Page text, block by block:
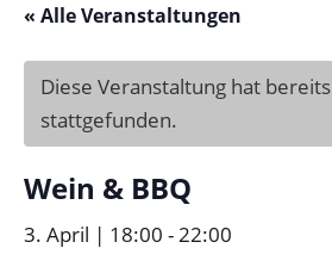
« Alle Veranstaltungen
Diese Veranstaltung hat bereits
stattgefunden.
Wein & BBQ
3. April | 18:00 - 22:00